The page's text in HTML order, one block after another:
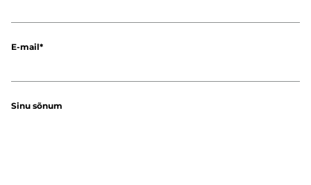
E-mail
Sinu sõnum